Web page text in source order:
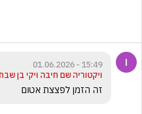
15:49 - 01.06.2026
ויקטוריה שם חיבה ויקי בן
זה הזמן לפצצת אטום